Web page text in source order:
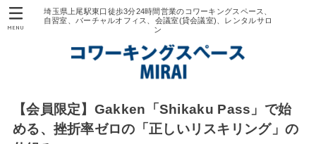
埼玉県上尾駅東口徒歩3分24時間営業のコワーキングスペース、
自習室、バーチャルオフィス、会議室(貸会議室)、レンタルサロ
ン
MENU
【会員限定】Gakken「Shikaku Pass」で始
める、挫折率ゼロの「正しいリスキリング」の